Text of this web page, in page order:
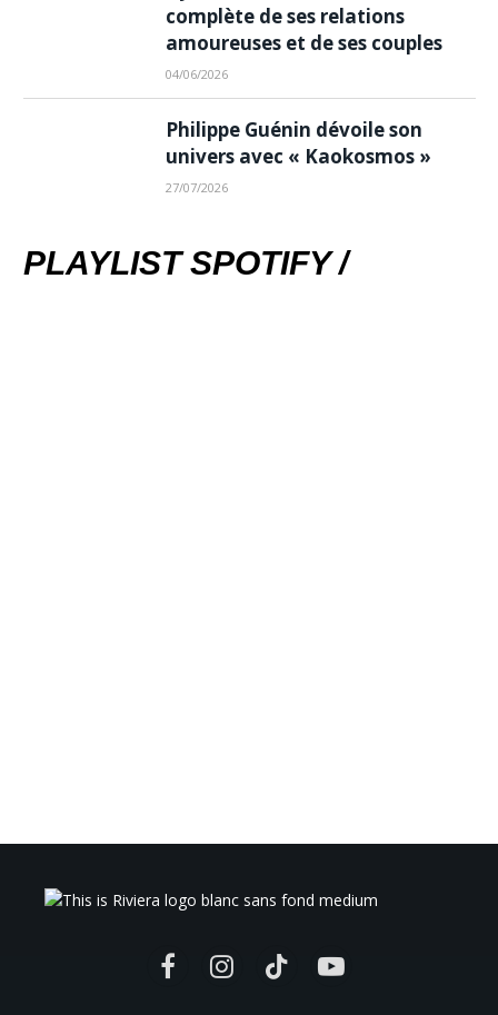
complète de ses relations
amoureuses et de ses couples
04/06/2026
Philippe Guénin dévoile son
univers avec « Kaokosmos »
27/07/2026
PLAYLIST SPOTIFY /
FacebookInstagramTikTok YouTube